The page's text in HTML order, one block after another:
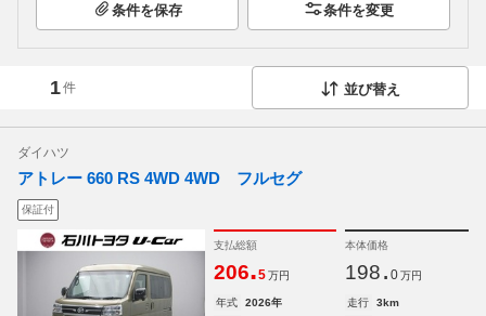
条件を保存 条件を変更
1件 並び替え
ダイハツ
アトレー 660 RS 4WD 4WD フルセグ
保証付
支払総額
206.5 万円
本体価格
198. 0 万円
年式 2026年 走行
3km